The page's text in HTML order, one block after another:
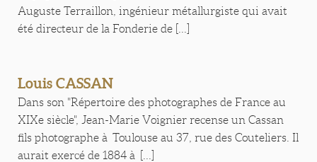
Auguste Terraillon, ingénieur métallurgiste qui avait
été directeur de la Fonderie de [...]
Louis CASSAN
Dans son "Répertoire des photographes de France au
XIXe siècle", Jean-Marie Voignier recense un Cassan
fils photographe à Toulouse au 37, rue des Couteliers. Il
aurait exercé de 1884 à [...]